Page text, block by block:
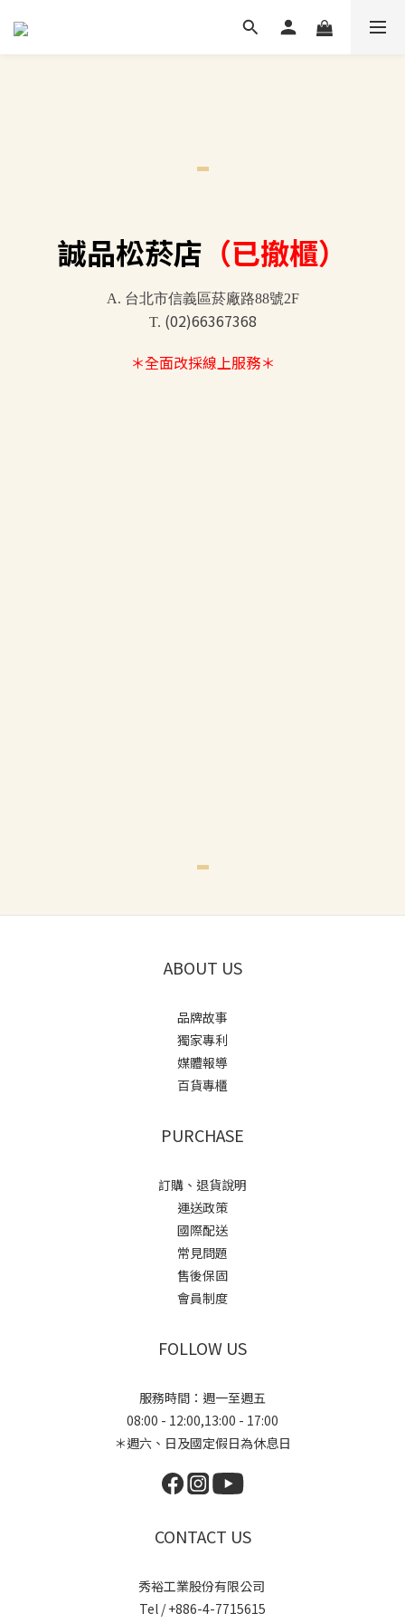
-
誠品松菸店 （已撤櫃）
A. 台北市信義區菸廠路88號2F
T. (02)66367368
＊全面改採線上服務＊
-
ABOUT US
品牌故事
獨家專利
媒體報導
百貨專櫃
PURCHASE
訂購、退貨說明
運送政策
國際配送
常見問題
售後保固
會員制度
FOLLOW US
服務時間：週一至週五
08:00 - 12:00,13:00 - 17:00
＊週六、日及國定假日為休息日
CONTACT US
秀裕工業股份有限公司
Tel / +886-4-7715615